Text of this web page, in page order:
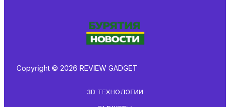
Copyright © 2026 REVIEW GADGET
3D ТЕХНОЛОГИИ